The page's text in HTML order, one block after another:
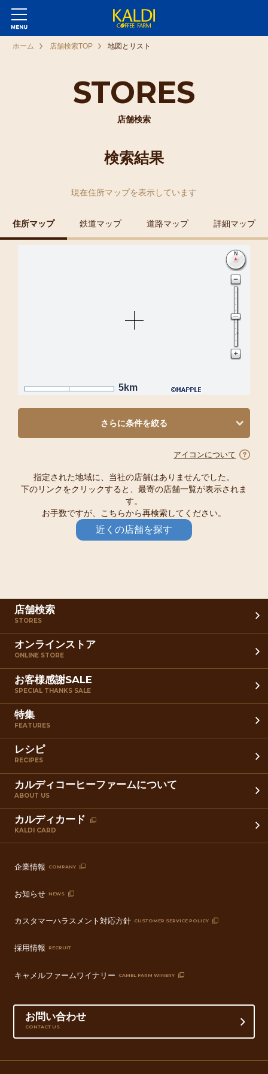
STORES
店舗検索
ホーム 店舗検索TOP 地図とリスト
検索結果
現在住所マップを表示しています
住所マップ 鉄道マップ 道路マップ 詳細マップ
5km
さらに条件を絞る
アイコンについて
指定された地域に、当社の店舗はありませんでした。
下のリンクをクリックすると、最寄の店舗一覧が表示されま
す。
お手数ですが、こちらから再検索してください。
近くの店舗を探す
店舗検索
STORES
オンラインストア
ONLINE STORE
お客様感謝SALE
SPECIAL THANKS SALE
特集
FEATURES
レシピ
RECIPES
カルディコーヒーファームについて
ABOUT US
カルディカード
KALDI CARD
企業情報 COMPANY
お知らせ NEWS
カスタマーハラスメント対応方針 CUSTOMER SERVICE POLICY
採用情報 RECRUIT
キャメルファームワイナリー CAMEL FARM WINERY
お問い合わせ
CONTACT US